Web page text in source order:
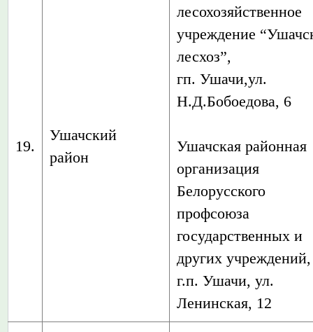
19.
Ушачский
район
лесохозяйственное
учреждение
лесхоз”,
гп. Ушачи,ул.
Н.Д.Бобоедова, 6
Ушачская районная
организация
Белорусского
профсоюза
государственных и
других учреждений,
г.п. Ушачи, ул.
Ленинская, 12